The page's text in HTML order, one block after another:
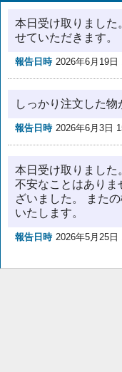
本日受け取りました
せていただきます。
報告日時 2026年6月19日
しっかり注文した
報告日時 2026年6月3日
本日受け取りました
不安なことはありま
ざいました。 また
いたします。
報告日時 2026年5月25日